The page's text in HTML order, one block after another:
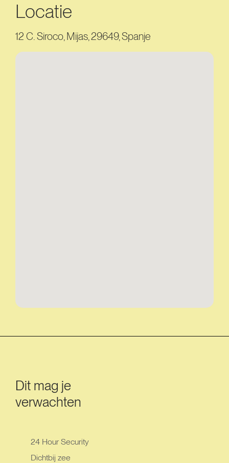
Locatie
12 C. Siroco, Mijas, 29649, Spanje
Dit mag je
verwachten
24 Hour Security
Dichtbij zee